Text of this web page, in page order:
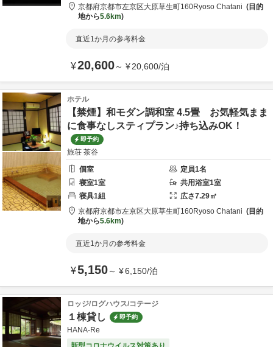
京都府京都市左京区大原草生町160Ryoso Chatani
目的
地から5.6km
直近1か月の参考料金
¥20,600～ ¥20,600/泊
ホテル
【禁煙】和モダン調和室 4.5畳 お気軽気まま
に食事なしスティプラン♪持ち込みOK！
即予約
旅荘 茶谷
個室
定員1名
寝室1室 共用浴室1室
寝具1組 広さ7.29㎡
京都府京都市左京区大原草生町160Ryoso Chatani
目的
地から5.6km
直近1か月の参考料金
¥5,150～ ¥6,150/泊
ロッジ/ログハウス/コテージ
１棟貸し 即予約
HANA-Re